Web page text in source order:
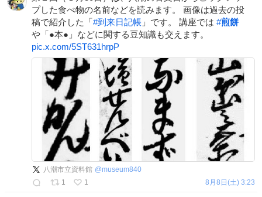
プした食べ物の名前などを読みます。 画像は過去の投
稿で紹介した「#到来日記帳 」です。 講座では #煎餅
や「●本●」などに関する豆知識も交えます。
pic.x.com/5ST631hrpP
八潮市立資料館 @museum840
1
1 8月8日(土) 3:23